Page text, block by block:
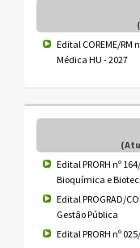
Edital COREME/RM
Médica HU - 2027
Edital PRORH nº
Bioquímica e
Edital PROGRAD/
Gestão Pública
Edital PRORH nº